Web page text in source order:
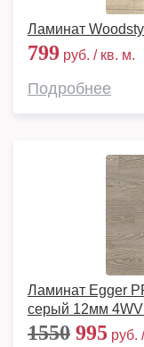
Ламинат
799 руб. / кв. м.
Подробнее
Ламинат Egger
серый 12мм 4WV
1550 995 руб.